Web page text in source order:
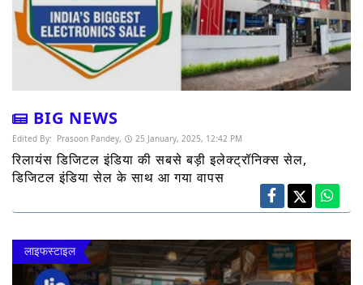
BIG NEWS
Edited By: Prasoon Pandey, 25 January, 2025, 12:42 PM
रिलायंस डिजिटल इंडिया की सबसे बड़ी इलेक्ट्रॉनिक्स सेल,
डिजिटल इंडिया सेल के साथ आ गया वापस
लाइफस्टाइल